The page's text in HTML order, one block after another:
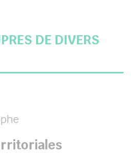
DE DIVERS